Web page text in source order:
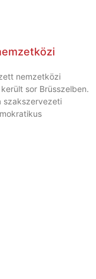
nemzetközi
sor Brüsszelben.
szakszervezeti